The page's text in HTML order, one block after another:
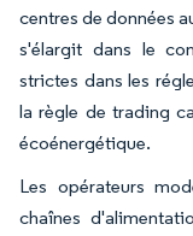
centres de données
s'élargit dans le
strictes dans les
la règle de trading
écoénergétique.
Les opérateurs
chaînes